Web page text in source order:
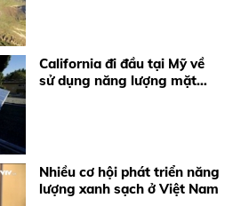
California đi đầu tại Mỹ về
sử dụng năng lượng mặt
Nhiều cơ hội phát triển năng
lượng xanh sạch ở Việt Nam